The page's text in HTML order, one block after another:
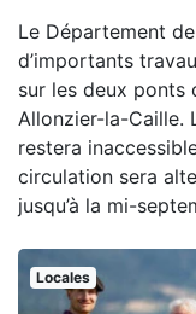
Le Département
d’importants
sur les deux ponts
Allonzier-la-Caille.
restera
circulation sera
jusqu’à la mi-
Locales